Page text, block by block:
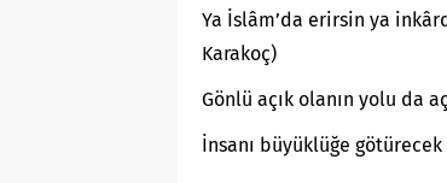
Ya İslâm’da erirsin ya
Karakoç)
Gönlü açık olanın yolu da
İnsanı büyüklüğe